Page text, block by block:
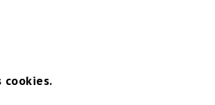
cookies.